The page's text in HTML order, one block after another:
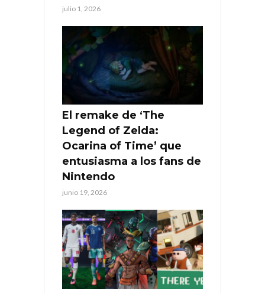
julio 1, 2026
El remake de ‘The
Legend of Zelda:
Ocarina of Time’ que
entusiasma a los fans de
Nintendo
junio 19, 2026